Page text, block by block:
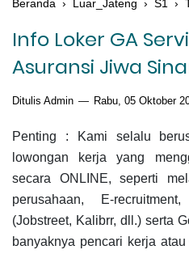
Beranda › Luar_Jateng › S1 ›
Info Loker GA
Asuransi Jiwa
Ditulis Admin Rabu, 05 Oktober
Penting : Kami selalu
lowongan kerja yang
secara ONLINE, seperti
perusahaan, E-
(Jobstreet, Kalibrr, dll.) serta
banyaknya pencari kerja